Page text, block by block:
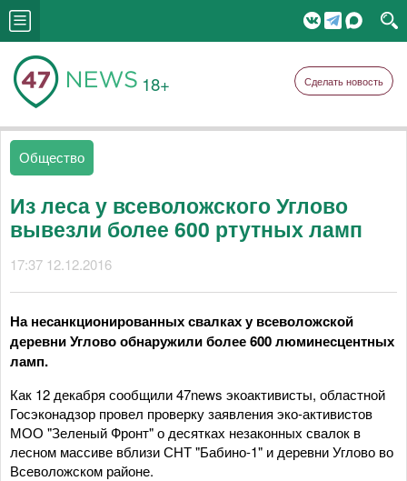
18+ Сделать новость
Общество
Из леса у всеволожского Углово
вывезли более 600 ртутных ламп
17:37 12.12.2016
На несанкционированных свалках у всеволожской
деревни Углово обнаружили более 600 люминесцентных
ламп.
Как 12 декабря сообщили 47news экоактивисты, областной
Госэконадзор провел проверку заявления эко-активистов
МОО "Зеленый Фронт" о десятках незаконных свалок в
лесном массиве вблизи СНТ "Бабино-1" и деревни Углово во
Всеволожском районе.